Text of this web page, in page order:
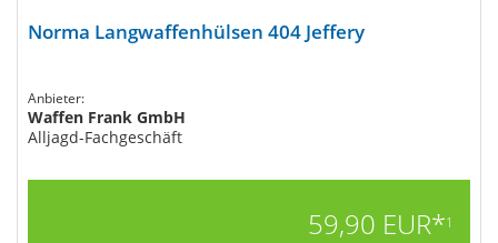
Norma Langwaffenhülsen 404 Jeffery
Anbieter:
Waffen Frank GmbH
Alljagd-Fachgeschäft
59,90 EUR*1